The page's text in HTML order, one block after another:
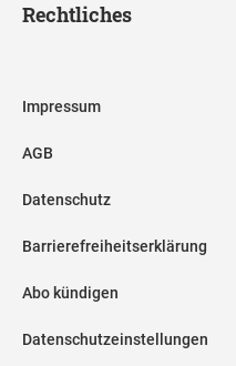
Rechtliches
Impressum
AGB
Datenschutz
Barrierefreiheitserklärung
Abo kündigen
Datenschutzeinstellungen